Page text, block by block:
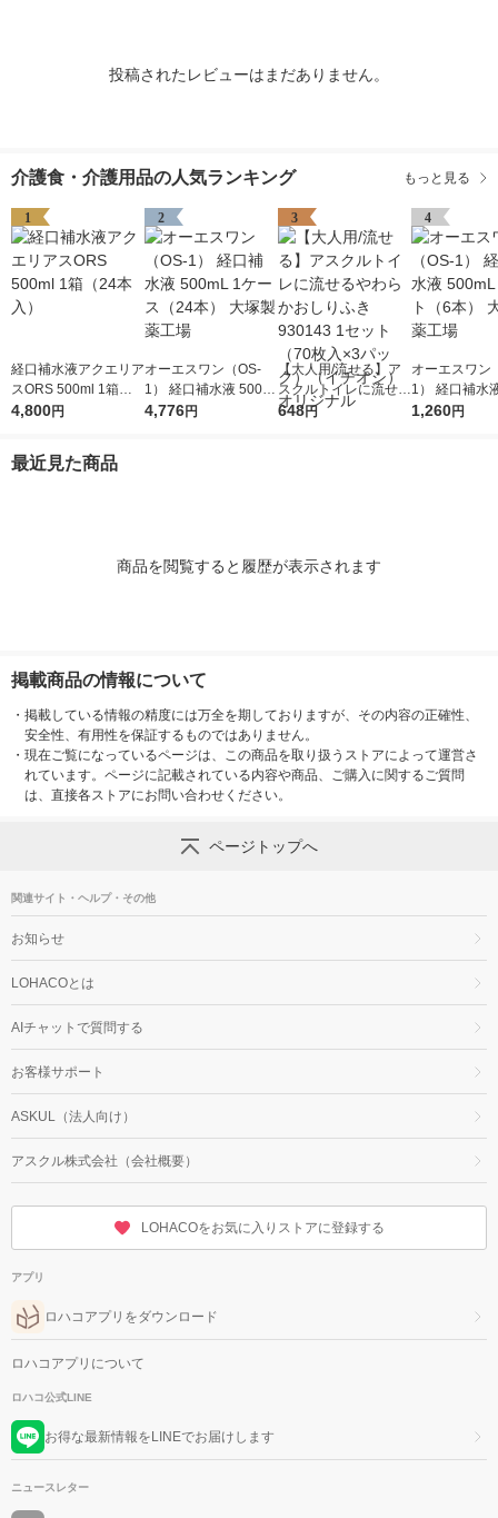
投稿されたレビューはまだありません。
介護食・介護用品の人気ランキング もっと見る
1
経口補水液アクエリア
スORS 500ml 1箱（2
4本入）
4,800円
2
オーエスワン（OS-
1） 経口補水液 500m
L 1ケース（24本） 大
4,776円
3
【大人用/流せる】ア
スクルトイレに流せる
やわらかおしりふき 9
648円
4
オーエスワン
1） 経口補水
L 1セット（6
1,260円
最近見た商品
商品を閲覧すると履歴が表示されます
掲載商品の情報について
・ 掲載している情報の精度には万全を期しておりますが、その内容の正確性、
安全性、有用性を保証するものではありません。
・ 現在ご覧になっているページは、この商品を取り扱うストアによって運営さ
れています。ページに記載されている内容や商品、ご購入に関するご質問
は、直接各ストアにお問い合わせください。
ページトップへ
関連サイト・ヘルプ・その他
お知らせ
LOHACOとは
AIチャットで質問する
お客様サポート
ASKUL（法人向け）
アスクル株式会社（会社概要）
LOHACOをお気に入りストアに登録する
アプリ
ロハコアプリをダウンロード
ロハコアプリについて
ロハコ公式LINE
お得な最新情報をLINEでお届けします
ニュースレター